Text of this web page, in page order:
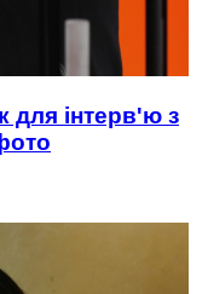
для інтерв'ю з